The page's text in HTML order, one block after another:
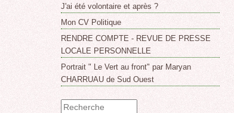
J'ai été volontaire et après ?
Mon CV Politique
RENDRE COMPTE - REVUE DE PRESSE
LOCALE PERSONNELLE
Portrait " Le Vert au front" par Maryan
CHARRUAU de Sud Ouest